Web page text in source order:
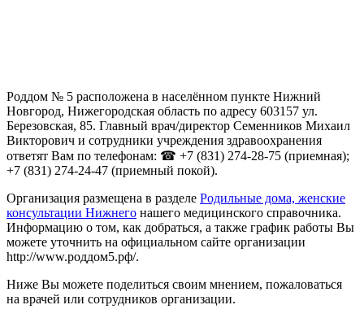
Роддом № 5 расположена в населённом пункте Нижний
Новгород, Нижегородская область по адресу 603157 ул.
Березовская, 85. Главный врач/директор Семенников Михаил
Викторович и сотрудники учреждения здравоохранения
ответят Вам по телефонам: ☎ +7 (831) 274-28-75 (приемная);
+7 (831) 274-24-47 (приемный покой).
Организация размещена в разделе Родильные дома, женские
консультации Нижнего нашего медицинского справочника.
Информацию о том, как добраться, а также график работы Вы
можете уточнить на официальном сайте организации
http://www.роддом5.рф/.
Ниже Вы можете поделиться своим мнением, пожаловаться
на врачей или сотрудников организации.